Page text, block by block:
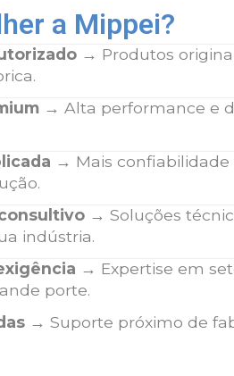
a Mippei?
→ Produtos
→ Alta performance e
→ Mais confiabilidade
→ Soluções
indústria.
→ Expertise em
porte.
→ Suporte próximo de